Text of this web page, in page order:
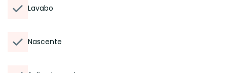
Lavabo
Nascente